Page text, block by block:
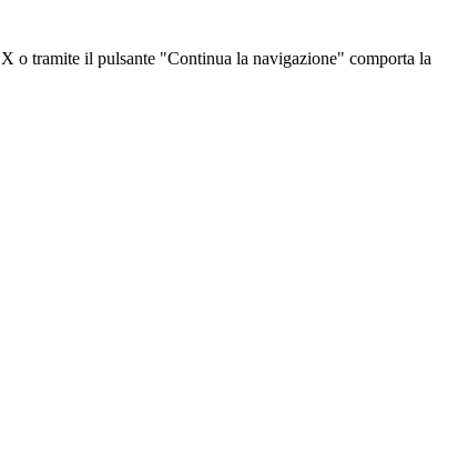
o tramite il pulsante "Continua la navigazione" comporta la